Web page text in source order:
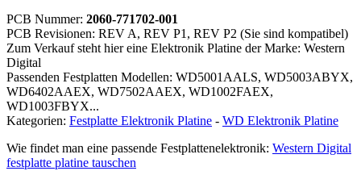
PCB Nummer: 2060-771702-001
PCB Revisionen: REV A, REV P1, REV P2 (Sie sind kompatibel)
Zum Verkauf steht hier eine Elektronik Platine der Marke: Western
Digital
Passenden Festplatten Modellen: WD5001AALS, WD5003ABYX,
WD6402AAEX, WD7502AAEX, WD1002FAEX,
WD1003FBYX...
Kategorien: Festplatte Elektronik Platine - WD Elektronik Platine
Wie findet man eine passende Festplattenelektronik: Western Digital
festplatte platine tauschen